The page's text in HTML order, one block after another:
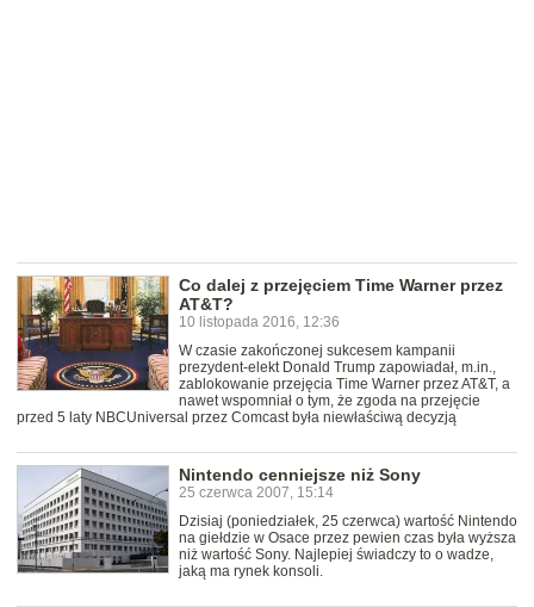
Co dalej z przejęciem Time Warner przez
AT&T?
10 listopada 2016, 12:36
W czasie zakończonej sukcesem kampanii
prezydent-elekt Donald Trump zapowiadał, m.in.,
zablokowanie przejęcia Time Warner przez AT&T, a
nawet wspomniał o tym, że zgoda na przejęcie
przed 5 laty NBCUniversal przez Comcast była niewłaściwą decyzją
Nintendo cenniejsze niż Sony
25 czerwca 2007, 15:14
Dzisiaj (poniedziałek, 25 czerwca) wartość Nintendo
na giełdzie w Osace przez pewien czas była wyższa
niż wartość Sony. Najlepiej świadczy to o wadze,
jaką ma rynek konsoli.